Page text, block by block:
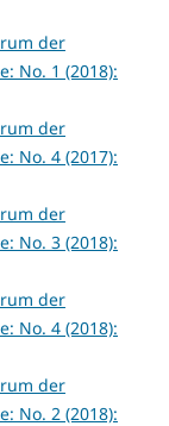
der
No. 1 (2018):
der
No. 4 (2017):
der
No. 3 (2018):
der
No. 4 (2018):
der
No. 2 (2018):